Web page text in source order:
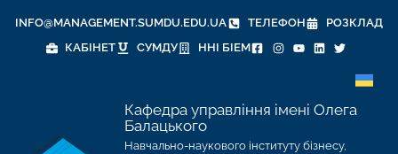
INFO@MANAGEMENT.SUMDU.EDU.UA ТЕЛЕФОН
РОЗКЛАД
КАБІНЕТ
СУМДУ ННІ БІЕМ
Кафедра управління імені Олега
Балацького
Навчально-наукового інституту бізнесу,